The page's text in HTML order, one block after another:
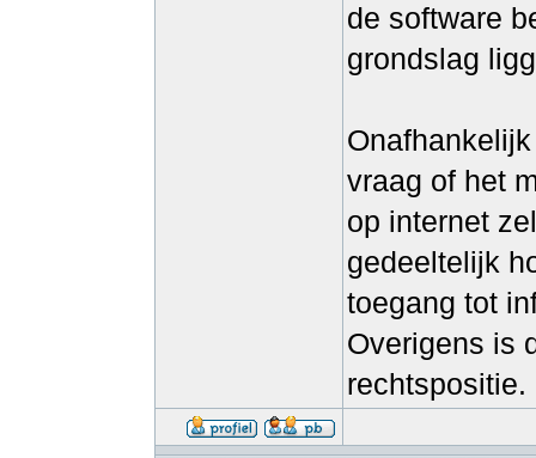
de software
grondslag
vraag of het
op internet
gedeeltelijk
toegang tot
Overigens is
rechtspositie.